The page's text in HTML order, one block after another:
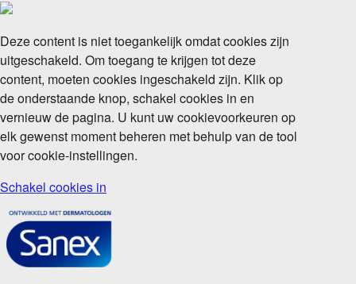
Deze content is niet toegankelijk omdat cookies zijn
uitgeschakeld. Om toegang te krijgen tot deze
content, moeten cookies ingeschakeld zijn. Klik op
de onderstaande knop, schakel cookies in en
vernieuw de pagina. U kunt uw cookievoorkeuren op
elk gewenst moment beheren met behulp van de tool
voor cookie-instellingen.
Schakel cookies in